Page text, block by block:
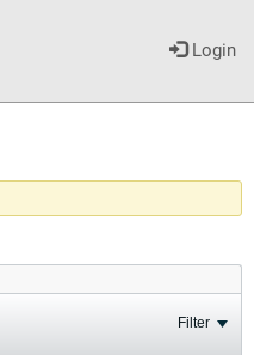
Login
Filter